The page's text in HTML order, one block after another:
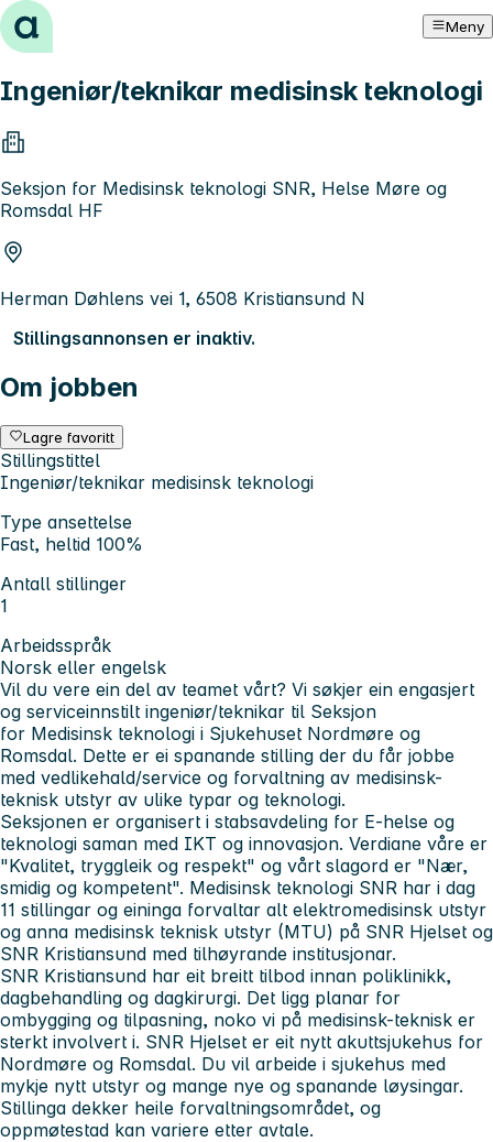
Hopp til innhold Meny
Ingeniør/teknikar medisinsk teknologi
Seksjon for Medisinsk teknologi SNR, Helse Møre og
Romsdal HF
Herman Døhlens vei 1, 6508 Kristiansund N
Stillingsannonsen er inaktiv.
Om jobben
Lagre favoritt
Stillingstittel
Ingeniør/teknikar medisinsk teknologi
Type ansettelse
Fast, heltid 100%
Antall stillinger
1
Arbeidsspråk
Norsk eller engelsk
Vil du vere ein del av teamet vårt? Vi søkjer ein engasjert
og serviceinnstilt ingeniør/teknikar til Seksjon
for Medisinsk teknologi i Sjukehuset Nordmøre og
Romsdal. Dette er ei spanande stilling der du får jobbe
med vedlikehald/service og forvaltning av medisinsk-
teknisk utstyr av ulike typar og teknologi.
Seksjonen er organisert i stabsavdeling for E-helse og
teknologi saman med IKT og innovasjon. Verdiane våre er
"Kvalitet, tryggleik og respekt" og vårt slagord er "Nær,
smidig og kompetent". Medisinsk teknologi SNR har i dag
11 stillingar og eininga forvaltar alt elektromedisinsk utstyr
og anna medisinsk teknisk utstyr (MTU) på SNR Hjelset og
SNR Kristiansund med tilhøyrande institusjonar.
SNR Kristiansund har eit breitt tilbod innan poliklinikk,
dagbehandling og dagkirurgi. Det ligg planar for
ombygging og tilpasning, noko vi på medisinsk-teknisk er
sterkt involvert i. SNR Hjelset er eit nytt akuttsjukehus for
Nordmøre og Romsdal. Du vil arbeide i sjukehus med
mykje nytt utstyr og mange nye og spanande løysingar.
Stillinga dekker heile forvaltningsområdet, og
oppmøtestad kan variere etter avtale.